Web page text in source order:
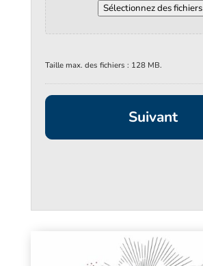
Sélectionnez des fichiers
Taille max. des fichiers : 128 MB.